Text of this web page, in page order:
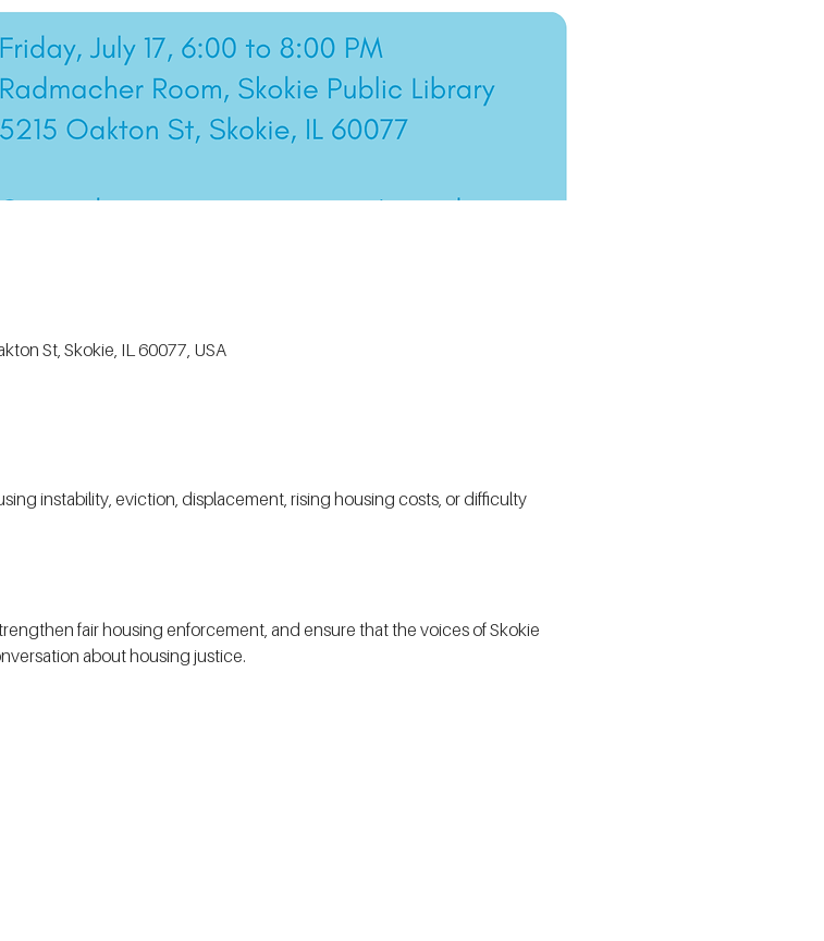
St, Skokie, IL 60077, USA
instability, eviction, displacement, rising housing costs, or difficulty
fair housing enforcement, and ensure that the voices of Skokie
about housing justice.